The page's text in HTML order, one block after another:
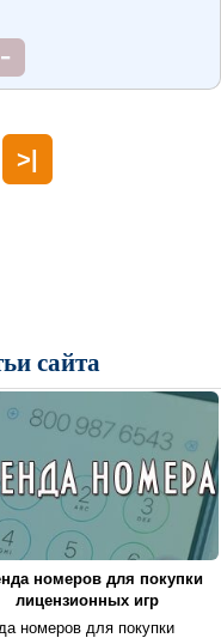
>|
сайта
номеров для покупки
лицензионных игр
номеров для покупки